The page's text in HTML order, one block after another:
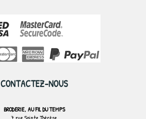
CONTACTEZ-NOUS
BRODERIE, AU FIL DU TEMPS